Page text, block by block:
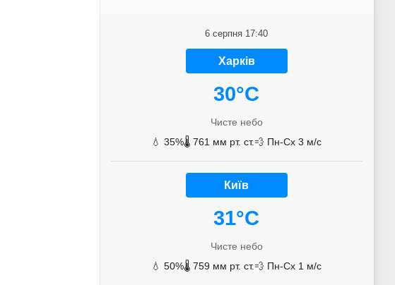
6 серпня 17:40
Харків
30°C
Чисте небо
💧 35%🌡️ 761 мм рт. ст.💨 Пн-Сх 3 м/с
Київ
31°C
Чисте небо
💧 50%🌡️ 759 мм рт. ст.💨 Пн-Сх 1 м/с